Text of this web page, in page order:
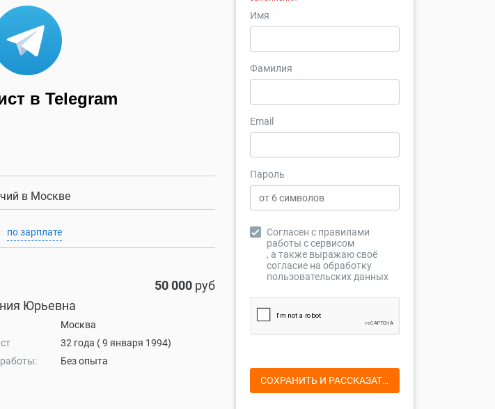
в Telegram
в Москве
по зарплате
50 000руб
Юрьевна
Москва
32 года ( 9 января 1994)
Без опыта
Имя
Фамилия
Email
Пароль
Согласен с правилами
работы с сервисом
, а также выражаю своё
согласие на обработку
пользовательских данных
СОХРАНИТЬ И РАССКАЗАТЬ О КОМПАНИИ